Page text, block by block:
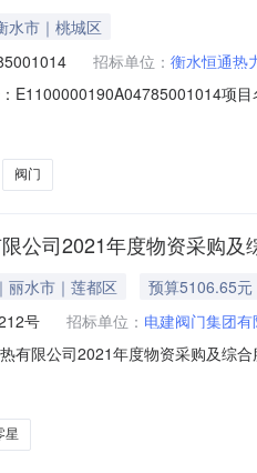
水市｜桃城区
招标单位： 衡水恒通热
E1100000190A04785001014项
合格已缴3江苏诚功阀门科技有限
阀门
公司2021年度物资采购
丽水市｜莲都区
预算5106.65元
号 招标单位： 电建阀门集团
有限公司2021年度物资采购及综
季运行物资零星采购（含华能、
星